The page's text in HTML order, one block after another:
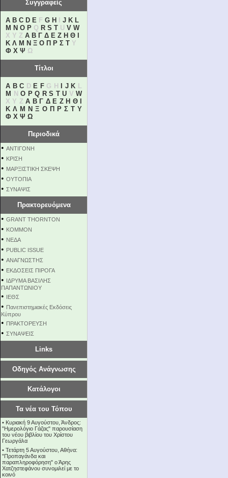
Συγγραφείς
A B C D E F G H J K L
M N O P Q R S T U V W
X Y Z Α Β Γ Δ Ε Ζ Η Θ
Κ Λ Μ Ν Ξ Ο Π Ρ Σ Τ Υ
Φ Χ Ψ Ω
Τίτλοι
A B C D E FG H J K L
M
N O P Q R S T U V W
X Y ZΑ Β Γ Δ Ε Ζ Η Θ
Κ Λ Μ Ν Ξ Ο Π Ρ Σ Τ Υ
Φ Χ Ψ Ω
Περιοδικά
• ΑΝΤΙΓΟΝΗ
• ΚΡΙΣΗ
• ΜΑΡΞΙΣΤΙΚΗ ΣΚΕΨΗ
• ΟΥΤΟΠΙΑ
• ΣΥΝΑΨΙΣ
Πρακτορευόμενα
• GRANT THORNTON
• KOMMON
• NEΔΑ
• PUBLIC ISSUE
• ΑΝΑΓΝΩΣΤΗΣ
• ΕΚΔΟΣΕΙΣ ΠΙΡΟΓΑ
• ΙΔΡΥΜΑ ΒΑΣΙΛΗΣ
ΠΑΠΑΝΤΩΝΙΟΥ
• ΙΕΘΣ
• Πανεπιστημιακές Εκδόσεις
Κύπρου
• ΠΡΑΚΤΟΡΕΥΣΗ
• ΣΥΝΑΨΕΙΣ
Links
Οδηγός Ανάγνωσης
Κατάλογοι
Τα νέα του Τόπου
• Κυριακή 9 Αυγούστου, Άνδρος:
"Ημερολόγιο Γάζας" παρουσίαση
του νέου βιβλίου του Χρίστου
Γεωργάλα
• Τετάρτη 5 Αυγούστου, Αθήνα:
"Προπαγάνδα και
παραπληροφόρηση" ο Άρης
Χατζηστεφάνου συνομιλεί με το
κοινό